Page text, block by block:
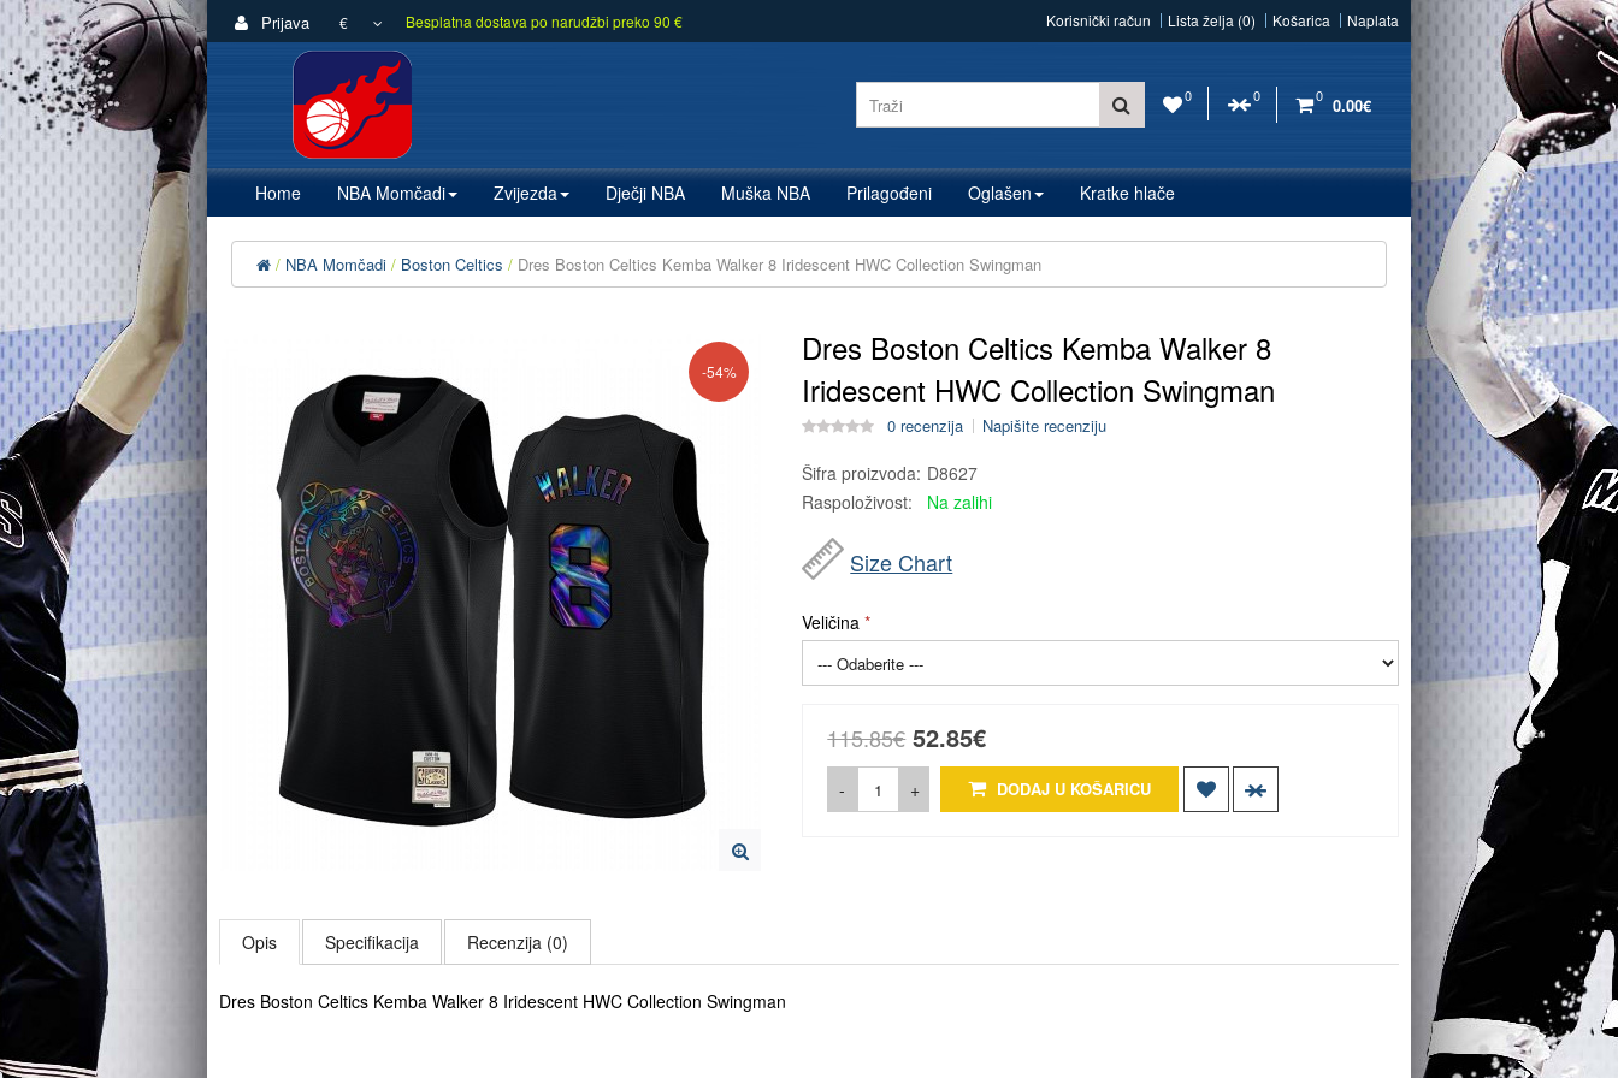
Prijava € Besplatna dostava po narudžbi preko 90 € Korisnički račun Lista želja (0) Košarica Naplata
0 0 0 0.00€
Home NBA Momčadi Zvijezda Dječji NBA Muška NBA Prilagođeni Oglašen Kratke hlače
NBA Momčadi Boston Celtics Dres Boston Celtics Kemba Walker 8 Iridescent HWC Collection Swingman
-54%
Dres Boston Celtics Kemba Walker 8
Iridescent HWC Collection Swingman
0 recenzija Napišite recenziju
Šifra proizvoda: D8627
Raspoloživost:
Na zalihi
Size Chart
Veličina
115.85€ 52.85€
- + DODAJ U KOŠARICU
Opis Specifikacija Recenzija (0)
Dres Boston Celtics Kemba Walker 8 Iridescent HWC Collection Swingman